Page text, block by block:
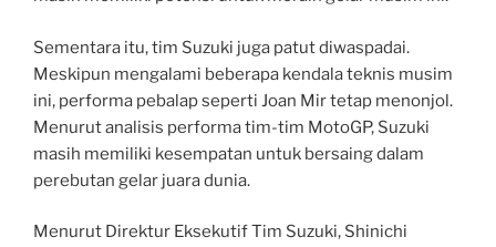
Sementara itu, tim Suzuki juga patut diwaspadai.
Meskipun mengalami beberapa kendala teknis musim
ini, performa pebalap seperti Joan Mir tetap menonjol.
Menurut analisis performa tim-tim MotoGP, Suzuki
masih memiliki kesempatan untuk bersaing dalam
perebutan gelar juara dunia.
Menurut Direktur Eksekutif Tim Suzuki, Shinichi